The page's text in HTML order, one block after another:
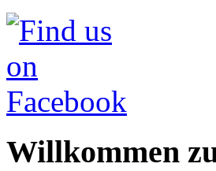
Willkommen